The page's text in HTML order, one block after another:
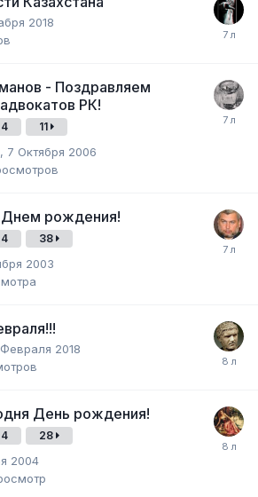
2018
- Поздравляем
РК!
4 11
, 7 Октября 2006
рождения!
4 38
2003
2018
День рождения!
4 28
2004